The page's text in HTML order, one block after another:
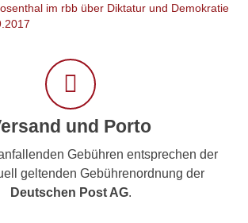
im rbb über Diktatur und Demokratie
und Porto
Gebühren entsprechen der
geltenden Gebührenordnung der
Deutschen Post AG.